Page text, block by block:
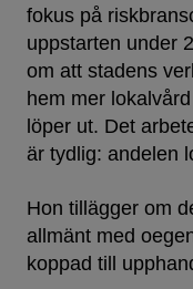
fokus på
uppstarten under
om att stadens
hem mer
löper ut. Det
är tydlig: andelen
Hon tillägger om
allmänt med
koppad till